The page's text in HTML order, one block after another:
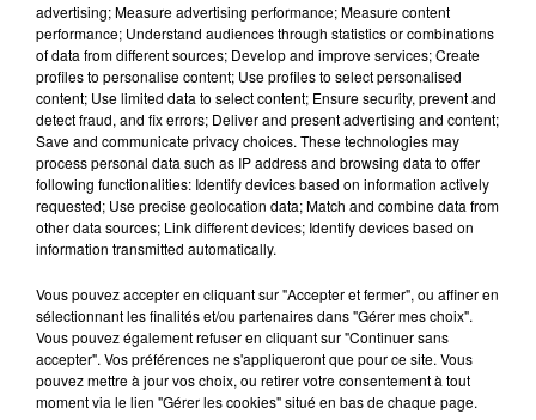
RIVIERA
She Doesn't Mind
JEREMY FREROT
Frerot
SHANIA TWAIN
I'm Gonna Getcha
Good !
advertising; Measure advertising performance; Measure content
performance; Understand audiences through statistics or combinations
of data from different sources; Develop and improve services; Create
profiles to personalise content; Use profiles to select personalised
content; Use limited data to select content; Ensure security, prevent and
detect fraud, and fix errors; Deliver and present advertising and content;
Save and communicate privacy choices. These technologies may
process personal data such as IP address and browsing data to offer
following functionalities: Identify devices based on information actively
requested; Use precise geolocation data; Match and combine data from
other data sources; Link different devices; Identify devices based on
information transmitted automatically.
Vous pouvez accepter en cliquant sur "Accepter et fermer", ou affiner en
sélectionnant les finalités et/ou partenaires dans "Gérer mes choix".
Vous pouvez également refuser en cliquant sur "Continuer sans
accepter". Vos préférences ne s'appliqueront que pour ce site. Vous
pouvez mettre à jour vos choix, ou retirer votre consentement à tout
moment via le lien "Gérer les cookies" situé en bas de chaque page.